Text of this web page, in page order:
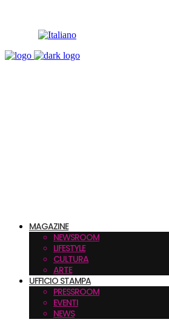
MAGAZINE
NEWSROOM
LIFESTYLE
CULTURA
ARTE
UFFICIO STAMPA
PRESSROOM
EVENTI
NEWS